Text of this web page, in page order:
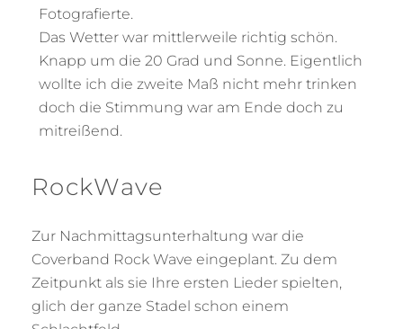
Fotografierte.
Das Wetter war mittlerweile richtig schön.
Knapp um die 20 Grad und Sonne. Eigentlich
wollte ich die zweite Maß nicht mehr trinken
doch die Stimmung war am Ende doch zu
mitreißend.
RockWave
Zur Nachmittagsunterhaltung war die
Coverband Rock Wave eingeplant. Zu dem
Zeitpunkt als sie Ihre ersten Lieder spielten,
glich der ganze Stadel schon einem